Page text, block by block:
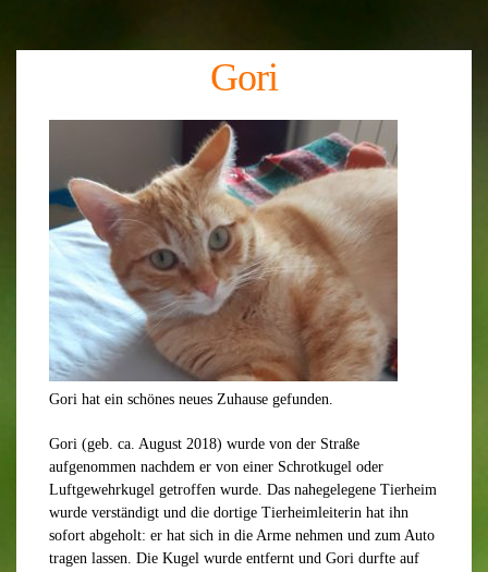
Gori
Gori hat ein schönes neues Zuhause gefunden.
Gori (geb. ca. August 2018) wurde von der Straße
aufgenommen nachdem er von einer Schrotkugel oder
Luftgewehrkugel getroffen wurde. Das nahegelegene Tierheim
wurde verständigt und die dortige Tierheimleiterin hat ihn
sofort abgeholt: er hat sich in die Arme nehmen und zum Auto
tragen lassen. Die Kugel wurde entfernt und Gori durfte auf